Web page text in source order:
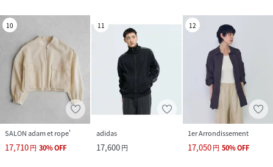
10
SALON adam et rope'
17,710円 30%OFF
11
adidas
17,600円
12
1er Arrondissement
17,050円 50%OFF